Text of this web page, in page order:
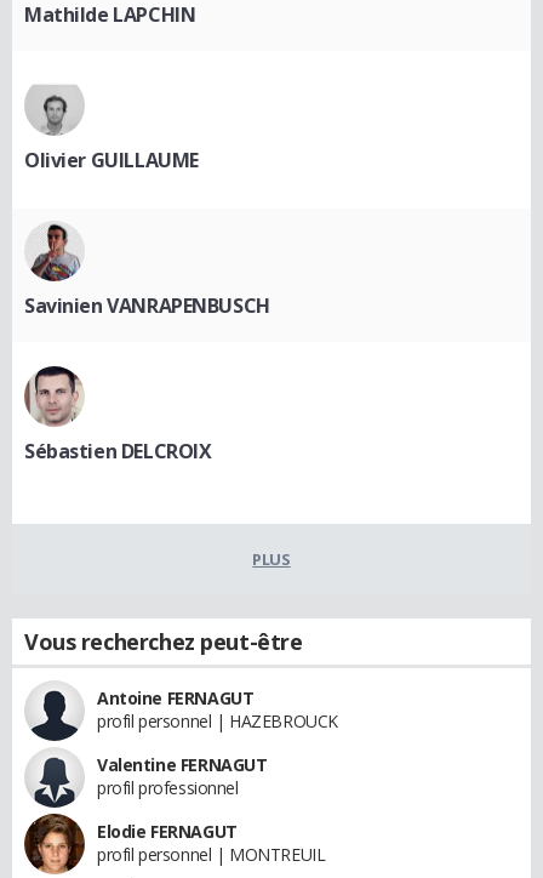
Mathilde LAPCHIN
Olivier GUILLAUME
Savinien VANRAPENBUSCH
Sébastien DELCROIX
PLUS
Vous recherchez peut-être
Antoine FERNAGUT
profil personnel | HAZEBROUCK
Valentine FERNAGUT
profil professionnel
Elodie FERNAGUT
profil personnel | MONTREUIL